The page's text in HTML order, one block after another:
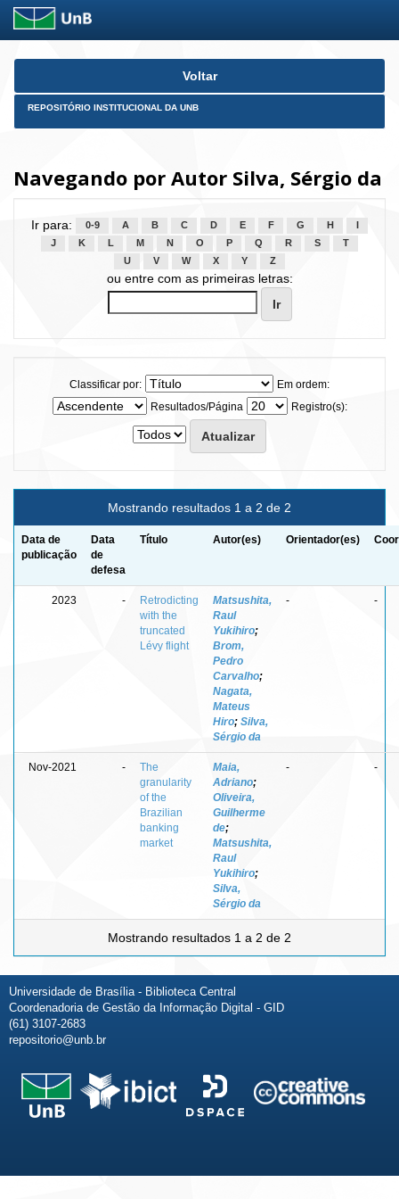
Skip
Voltar
REPOSITÓRIO INSTITUCIONAL DA UNB
Navegando por Autor Silva, Sérgio da
Ir para: 0-9 A B C D E F G H
J
K L M N O P Q R S
T
U
V W X Y Z
ou entre com as primeiras letras:
Classificar por:
Em ordem:
Resultados/Página
Registro(s):
Mostrando resultados 1 a 2 de 2
Data de
publicação
Data
de
defesa
Título Autor(es) Orientador(es)
2023 -
Retrodicting
with the
truncated
Lévy flight
Matsushita,
Raul
Yukihiro;
Brom,
Pedro
Carvalho;
Nagata,
Mateus
Hiro; Silva,
Sérgio da
- -
Nov-2021 -
The
granularity
of the
Brazilian
banking
market
Maia,
Adriano;
Oliveira,
Guilherme
de;
Matsushita,
Raul
Yukihiro;
Silva,
Sérgio da
- -
Mostrando resultados 1 a 2 de 2
Universidade de Brasília - Biblioteca Central
Coordenadoria de Gestão da Informação Digital - GID
(61) 3107-2683
repositorio@unb.br